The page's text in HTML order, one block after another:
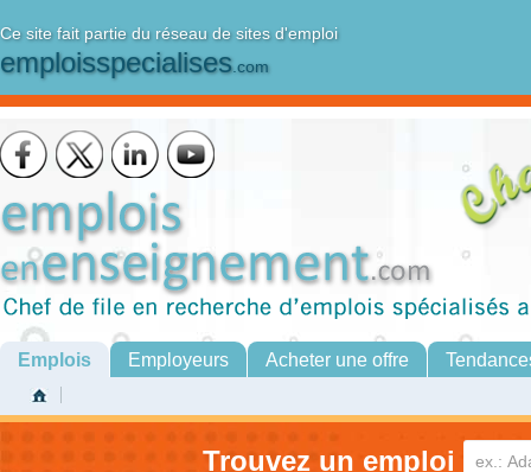
Ce site fait partie du réseau de sites d'emploi
emploisspecialises.com
Emplois Employeurs Acheter une offre
Trouvez un emploi